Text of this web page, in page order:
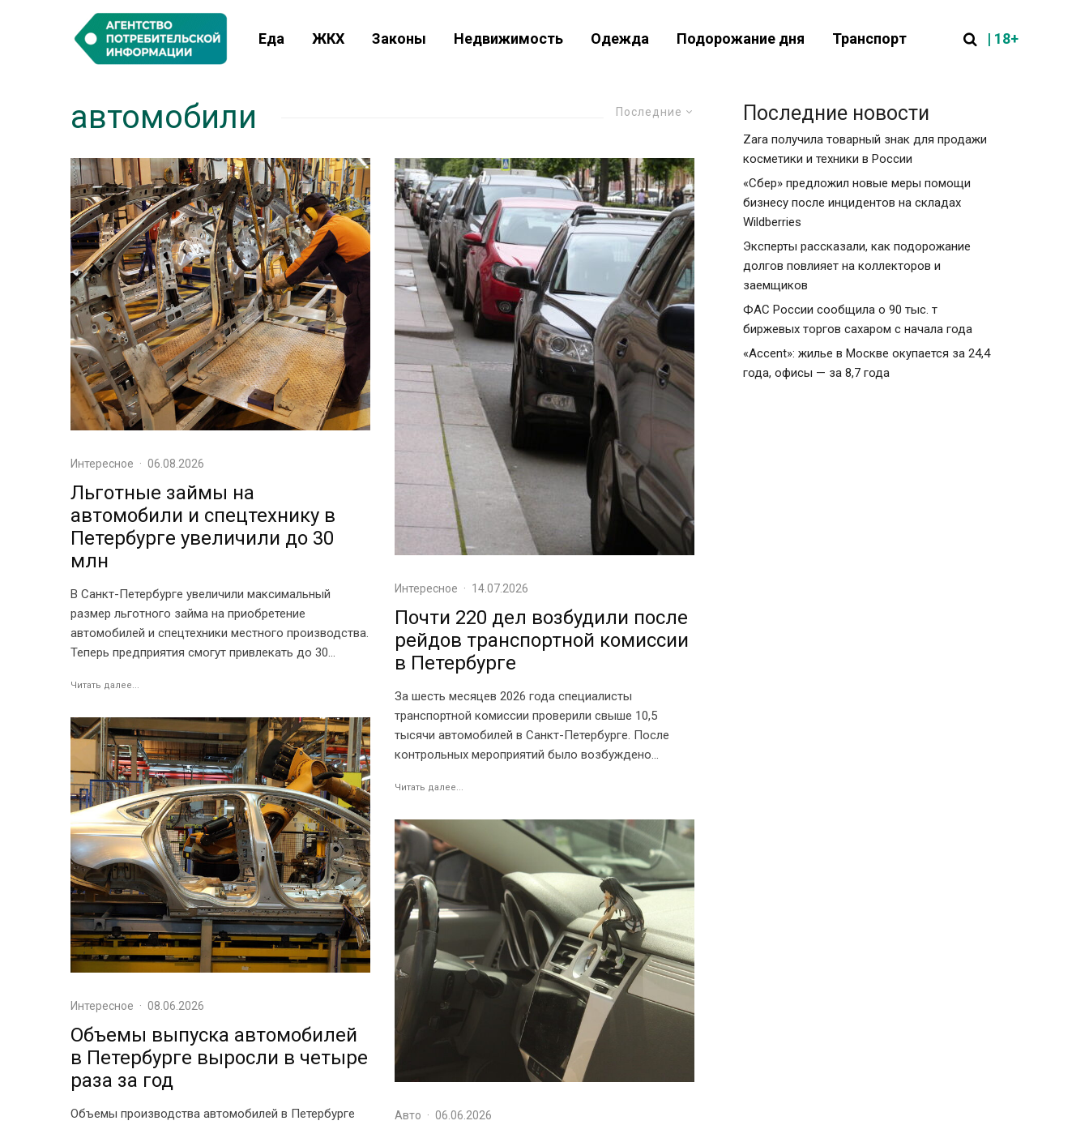
Еда ЖКХ Законы Недвижимость Одежда Подорожание дня Транспорт | 18+
Последние
автомобили
Интересное · 06.08.2026
Льготные займы на
автомобили и спецтехнику в
Петербурге увеличили до 30
млн
В Санкт-Петербурге увеличили максимальный
размер льготного займа на приобретение
автомобилей и спецтехники местного производства.
Теперь предприятия смогут привлекать до 30...
Читать далее...
Интересное · 08.06.2026
Объемы выпуска автомобилей
в Петербурге выросли в четыре
раза за год
Объемы производства автомобилей в Петербурге
Интересное · 14.07.2026
Почти 220 дел возбудили после
рейдов транспортной комиссии
в Петербурге
За шесть месяцев 2026 года специалисты
транспортной комиссии проверили свыше 10,5
тысячи автомобилей в Санкт-Петербурге. После
контрольных мероприятий было возбуждено...
Читать далее...
Авто · 06.06.2026
Последние новости
Zara получила товарный знак для продажи
косметики и техники в России
«Сбер» предложил новые меры помощи
бизнесу после инцидентов на складах
Wildberries
Эксперты рассказали, как подорожание
долгов повлияет на коллекторов и
заемщиков
ФАС России сообщила о 90 тыс. т
биржевых торгов сахаром с начала года
«Accent»: жилье в Москве окупается за 24,4
года, офисы — за 8,7 года